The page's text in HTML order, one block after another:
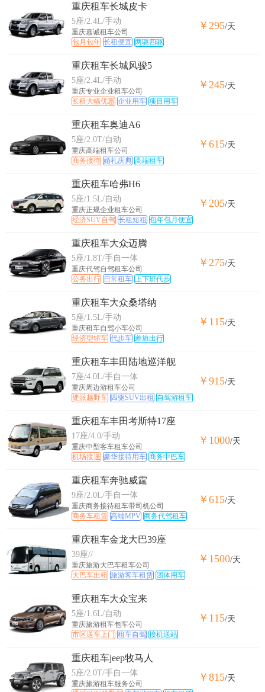
重庆租车长城皮卡
5座/2.4L/手动
重庆嘉诚租车公司
包月包年 长租便宜 两驱四驱
￥295/天
重庆租车长城风骏5
5座/2.4L/手动
重庆专业企业租车公司
长租大幅优惠 企业用车 项目用车
￥245/天
重庆租车奥迪A6
5座/2.0T/自动
重庆高端租车公司
商务接待 婚礼庆典 高端租车
￥615/天
重庆租车哈弗H6
5座/1.5L/自动
重庆正规企业租车公司
经济SUV自驾 长租短租 包年包月便宜
￥205/天
重庆租车大众迈腾
5座/1.8T/手自一体
重庆代驾自驾租车公司
公务出行 日常租车 上下班代步
￥275/天
重庆租车大众桑塔纳
5座/1.5L/手动
重庆租车自驾小车公司
经济型轿车 代步车 差旅出行
￥115/天
重庆租车丰田陆地巡洋舰
7座/4.0L/手自一体
重庆周边游租车公司
硬派越野车 四驱SUV出租 自驾游租车
￥915/天
重庆租车丰田考斯特17座
17座/4.0/手动
重庆中型客车租车公司
机场接送 豪华接待用车 商务中巴车
￥1000/天
重庆租车奔驰威霆
9座/2.0L/手自一体
重庆商务接待租车带司机公司
商务车租赁 高端MPV 商务代驾租车
￥615/天
重庆租车金龙大巴39座
39座//
重庆旅游大巴车租车公司
大巴车出租 旅游客车租赁 团体用车
￥1500/天
重庆租车大众宝来
5座/1.6L/自动
重庆旅游租车包车公司
市区送车上门 租车自驾 接机送站
￥115/天
重庆租车jeep牧马人
5座/2.0T/手自一体
重庆旅游租车服务公司
￥815/天